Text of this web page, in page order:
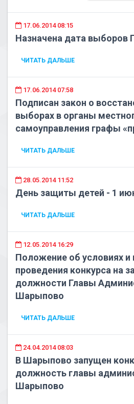
17.06.2014 08:15
Назначена дата выборов
ЧИТАТЬ ДАЛЬШЕ
17.06.2014 07:58
Подписан закон о
выборах в органы
самоуправления графы
ЧИТАТЬ ДАЛЬШЕ
28.05.2014 11:52
День защиты детей - 1
ЧИТАТЬ ДАЛЬШЕ
12.05.2014 16:29
Положение об условиях и
проведения конкурса на
должности Главы
Шарыпово
ЧИТАТЬ ДАЛЬШЕ
24.04.2014 08:03
В Шарыпово запущен
должность главы
Шарыпово